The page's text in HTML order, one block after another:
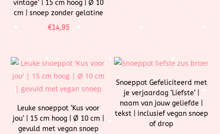
vintage’ | 15 cm hoog | Ø 10
cm | snoep zonder gelatine
€14,95
Leuke snoeppot ‘Kus voor
jou’ | 15 cm hoog | Ø 10 cm |
gevuld met vegan snoep
Snoeppot Gefeliciteerd met
je verjaardag ‘Liefste’ |
naam van jouw geliefde |
tekst | inclusief vegan snoep
of drop